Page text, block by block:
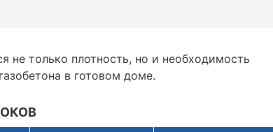
не только плотность, но и необходимость
в готовом доме.